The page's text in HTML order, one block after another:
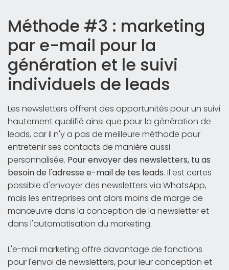
Méthode #3 : marketing
par e-mail pour la
génération et le suivi
individuels de leads
Les newsletters offrent des opportunités pour un suivi
hautement qualifié ainsi que pour la génération de
leads, car il n'y a pas de meilleure méthode pour
entretenir ses contacts de manière aussi
personnalisée. Pour envoyer des newsletters, tu as
besoin de l'adresse e-mail de tes leads. Il est certes
possible d'envoyer des newsletters via WhatsApp,
mais les entreprises ont alors moins de marge de
manœuvre dans la conception de la newsletter et
dans l'automatisation du marketing.
L'e-mail marketing offre davantage de fonctions
pour l'envoi de newsletters, pour leur conception et